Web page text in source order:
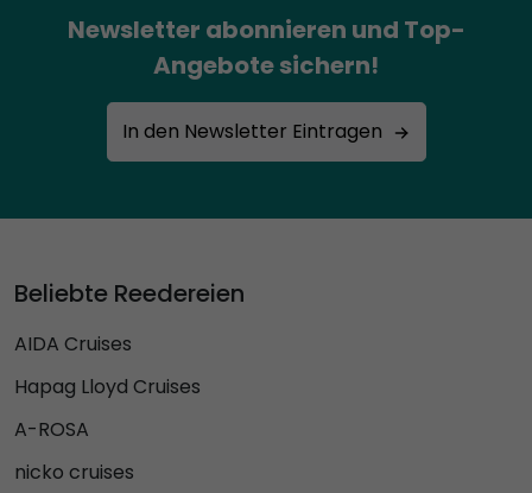
Newsletter abonnieren und Top-
Angebote sichern!
In den Newsletter Eintragen
Beliebte Reedereien
AIDA Cruises
Hapag Lloyd Cruises
A-ROSA
nicko cruises